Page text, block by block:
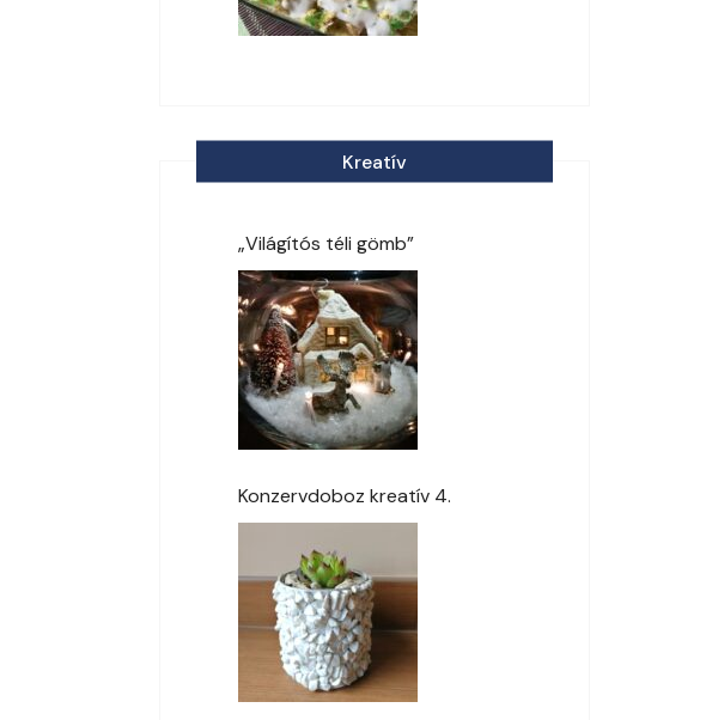
Kreatív
„Világítós téli gömb”
Konzervdoboz kreatív 4.